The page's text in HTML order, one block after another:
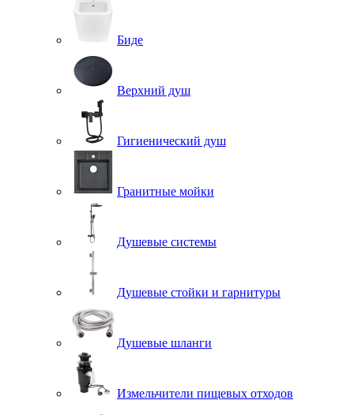
Биде
Верхний душ
Гигиенический душ
Гранитные мойки
Душевые системы
Душевые стойки и гарнитуры
Душевые шланги
Измельчители пищевых отходов